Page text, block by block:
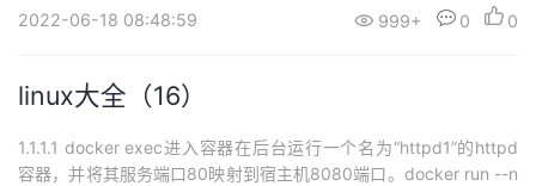
盘状态变为“可用”时，表示创建成功。1....
2022-06-18 08:48:59 999+ 0 0
linux大全（16）
1.1.1.1 docker exec进入容器在后台运行一个名为“httpd1”的httpd
容器，并将其服务端口80映射到宿主机8080端口。docker run --n